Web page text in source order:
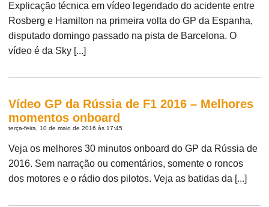
Explicação técnica em vídeo legendado do acidente entre
Rosberg e Hamilton na primeira volta do GP da Espanha,
disputado domingo passado na pista de Barcelona. O
vídeo é da Sky [...]
Vídeo GP da Rússia de F1 2016 – Melhores
momentos onboard
terça-feira, 10 de maio de 2016 às 17:45
Veja os melhores 30 minutos onboard do GP da Rússia de
2016. Sem narração ou comentários, somente o roncos
dos motores e o rádio dos pilotos. Veja as batidas da [...]